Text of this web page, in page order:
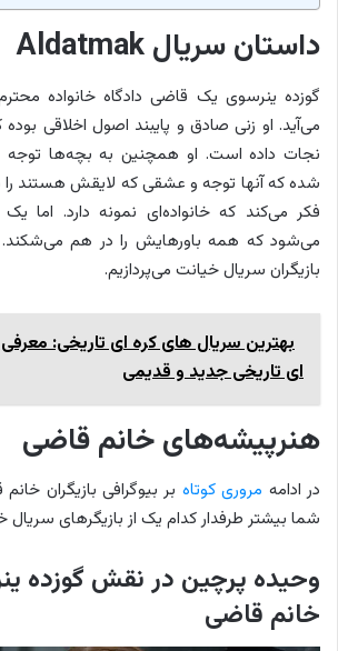
داستان سریال Aldatmak
گوزده ینرسوی یک قاضی دادگاه خانواده
می‌آید. او زنی صادق و پایبند اصول اخلاقی بوده
نجات داده است. او همچنین به بچه‌ها توجه
شده که آنها توجه و عشقی که لایقش هستند را
فکر می‌کند که خانواده‌ای نمونه دارد. اما
می‌شود که همه باورهایش را در هم می‌شکند.
بازیگران سریال خیانت می‌پردازیم.
ای تاریخی جدید و قدیمی
هنرپیشه‌های خانم قاضی
در ادامه مروری کوتاه بر بیوگرافی بازیگران
شما بیشتر طرفدار کدام یک از بازیگرهای
وحیده پرچین در نقش گوزده
خانم قاضی